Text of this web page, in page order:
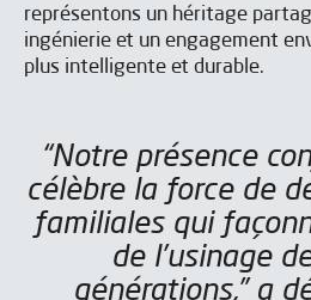
représentons un héritage
ingénierie et un engagement
plus intelligente et durable.
“Notre présence conjointe à l’EMO
célèbre la force de
familiales qui
de l’usinage
générations,” a
Réservez votre
EMO
Remplissez le
équipe vous
organiser un rendez-